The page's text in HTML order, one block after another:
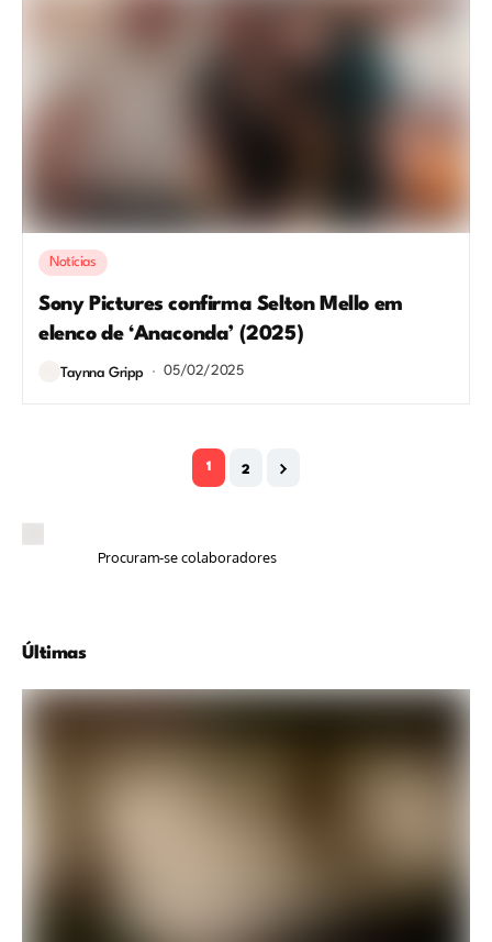
Notícias
Sony Pictures confirma Selton Mello em
elenco de ‘Anaconda’ (2025)
Taynna Gripp 05/02/2025
1 2
Procuram-se colaboradores
Últimas